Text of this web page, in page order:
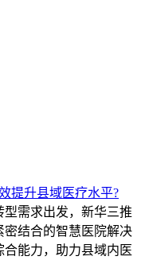
提升县域医疗水平?
型需求出发，新华三推
密结合的智慧医院解决
合能力，助力县域内医